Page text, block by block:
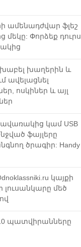
ամենադժվար ֆլեշ
մեկը: Փորձեք դուրս
խաղերին և
ավելացնել
ոսկիներ և այլ
կամ USB
ֆայլերը
ծրագիր: Handy
կայքի
լուսանկարը մեծ
պատվիրանները